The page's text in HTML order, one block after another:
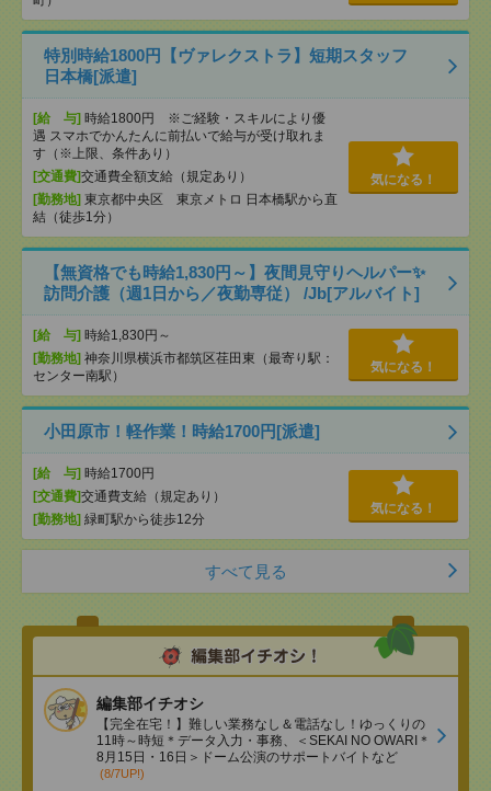
特別時給1800円【ヴァレクストラ】短期スタッフ
日本橋[派遣]
[給 与] 時給1800円 ※ご経験・スキルにより優
遇 スマホでかんたんに前払いで給与が受け取れま
す（※上限、条件あり）
[交通費]交通費全額支給（規定あり）
[勤務地] 東京都中央区 東京メトロ 日本橋駅から直
結（徒歩1分）
気になる！
【無資格でも時給1,830円～】夜間見守りヘルパー✨
訪問介護（週1日から／夜勤専従） /Jb[アルバイト]
[給 与] 時給1,830円～
[勤務地] 神奈川県横浜市都筑区荏田東（最寄り駅：
センター南駅）
気になる！
小田原市！軽作業！時給1700円[派遣]
[給 与] 時給1700円
[交通費]交通費支給（規定あり）
[勤務地] 緑町駅から徒歩12分
気になる！
すべて見る
編集部イチオシ
【完全在宅！】難しい業務なし＆電話なし！ゆっくりの
11時～時短＊データ入力・事務、＜SEKAI NO OWARI＊
8月15日・16日＞ドーム公演のサポートバイトなど
(8/7UP!)